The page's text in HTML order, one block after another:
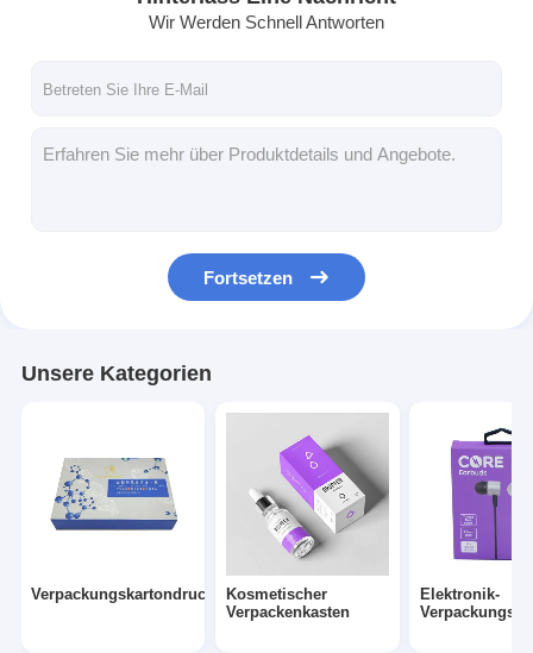
Papiergeschenktaschen
Steife Geschenkbox
Wir Werden Schnell Antworten
Fortsetzen
Unsere Kategorien
Verpackungskartondruck
Kosmetischer
Verpackenkasten
Elektronik-